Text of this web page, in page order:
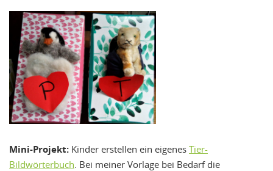
Mini-Projekt: Kinder erstellen ein eigenes Tier-
Bildwörterbuch . Bei meiner Vorlage bei Bedarf die